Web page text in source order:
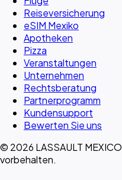
Reiseversicherung
eSIM Mexiko
Apotheken
Pizza
Veranstaltungen
Unternehmen
Rechtsberatung
Partnerprogramm
Kundensupport
Bewerten Sie uns
© 2026 LASSAULT
vorbehalten.